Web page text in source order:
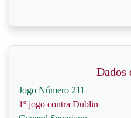
Dados
Jogo Número 211
1º jogo contra Dublin